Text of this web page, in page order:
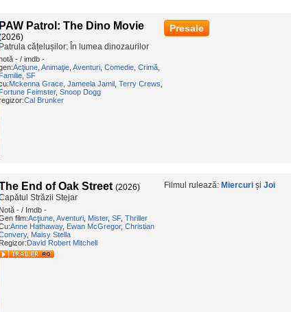
PAW Patrol: The Dino Movie
Patrula cățelușilor: În lumea dinozaurilor
- / imdb -
Acţiune Animaţie Aventuri Comedie Crimă
Familie SF
Mckenna Grace Jameela Jamil Terry Crews
Fortune Feimster, Snoop Dogg
Cal Brunker
Presale
End of Oak Street (2026)
Străzii Stejar
Notă - / Imdb -
film:Acţiune Aventuri Mister, SF, Thriller
Anne Hathaway, Ewan McGregor, Christian
, Maisy Stella
Regizor:David Robert Mitchell
Filmul rulează: Miercuri șiJoi